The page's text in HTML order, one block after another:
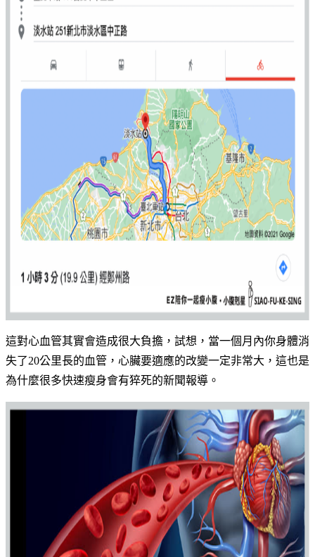
這對心血管其實會造成很大負擔，試想，當一個月內你身體消
失了20公里長的血管，心臟要適應的改變一定非常大，這也是
為什麼很多快速瘦身會有猝死的新聞報導。